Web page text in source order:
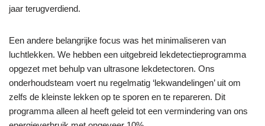
jaar terugverdiend.
Een andere belangrijke focus was het minimaliseren van
luchtlekken. We hebben een uitgebreid lekdetectieprogramma
opgezet met behulp van ultrasone lekdetectoren. Ons
onderhoudsteam voert nu regelmatig ‘lekwandelingen’ uit om
zelfs de kleinste lekken op te sporen en te repareren. Dit
programma alleen al heeft geleid tot een vermindering van ons